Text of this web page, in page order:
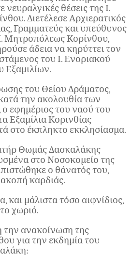
νευραλγικές θέσεις της Ι.
Διετέλεσε Αρχιερατικός
Γραμματεύς και υπεύθυνος
Μητροπόλεως Κορίνθου,
άδεια να κηρύττει τον
του Ι. Ενοριακού
Εξαμιλίων.
του Θείου Δράματος,
την ακολουθία των
εφημέριος του ναού του
Εξαμίλια Κορινθίας
στο έκπληκτο εκκλησίασμα.
Θωμάς Δασκαλάκης
στο Νοσοκομείο της
ο θάνατός του,
καρδιάς.
και μάλιστα τόσο αιφνίδιος,
χωριό.
την ανακοίνωση της
για την εκδημία του